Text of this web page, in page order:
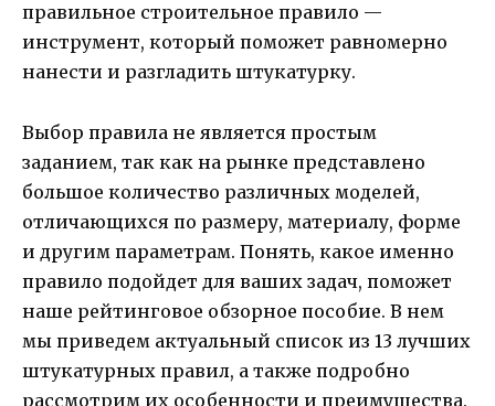
правильное строительное правило —
инструмент, который поможет равномерно
нанести и разгладить штукатурку.
Выбор правила не является простым
заданием, так как на рынке представлено
большое количество различных моделей,
отличающихся по размеру, материалу, форме
и другим параметрам. Понять, какое именно
правило подойдет для ваших задач, поможет
наше рейтинговое обзорное пособие. В нем
мы приведем актуальный список из 13 лучших
штукатурных правил, а также подробно
рассмотрим их особенности и преимущества.